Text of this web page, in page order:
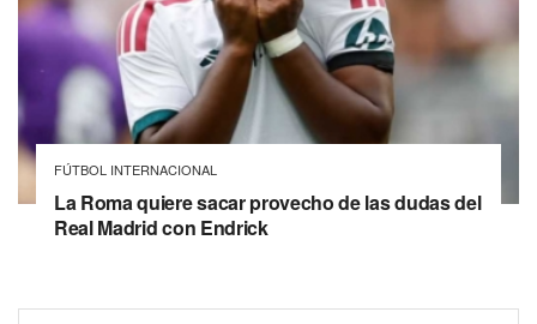
FÚTBOL INTERNACIONAL
La Roma quiere sacar provecho de las dudas del
Real Madrid con Endrick